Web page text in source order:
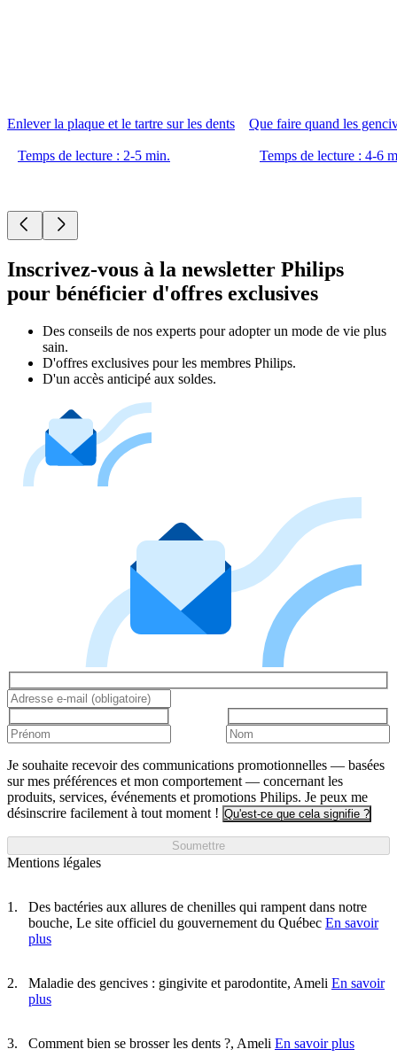
Enlever la plaque et le tartre sur les dents
Temps de lecture : 2-5 min.
Que faire quand les
Temps de lecture : 4-6
Inscrivez-vous à la newsletter Philips
pour bénéficier d'offres exclusives
Des conseils de nos experts pour adopter un mode de vie plus
sain.
D'offres exclusives pour les membres Philips.
D'un accès anticipé aux soldes.
Je souhaite recevoir des communications promotionnelles — basées
sur mes préférences et mon comportement — concernant les
produits, services, événements et promotions Philips. Je peux me
désinscrire facilement à tout moment ! Qu'est-ce que cela signifie ?
Soumettre
Mentions légales
Des bactéries aux allures de chenilles qui rampent dans notre
bouche, Le site officiel du gouvernement du Québec En savoir
plus
Maladie des gencives : gingivite et parodontite, Ameli En savoir
plus
Comment bien se brosser les dents ?, Ameli En savoir plus